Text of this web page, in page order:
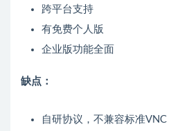
跨平台支持
有免费个人版
企业版功能全面
缺点：
自研协议，不兼容标准VNC